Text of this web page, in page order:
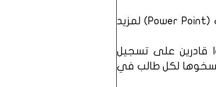
6- قصاصات الفيديو (video Clips) يمكن أن توضع في عروض البوربوينت (Power Point) لمزيد
قادرين على تسجيل
لكل طالب في